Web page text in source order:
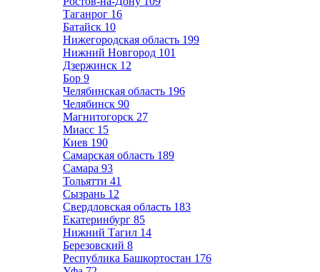
Таганрог 16
Батайск 10
Нижегородская область 199
Нижний Новгород 101
Дзержинск 12
Бор 9
Челябинская область 196
Челябинск 90
Магнитогорск 27
Миасс 15
Киев 190
Самарская область 189
Самара 93
Тольятти 41
Сызрань 12
Свердловская область 183
Екатеринбург 85
Нижний Тагил 14
Березовский 8
Республика Башкортостан 176